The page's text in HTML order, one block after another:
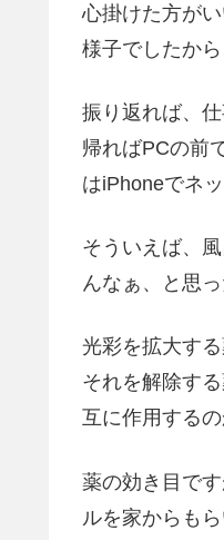
心掛けた方が
様子でしたか
振り返れば、
帰ればPCの前
はiPhoneでネ
そういえば、
んなぁ、と思っ
光彩を拡大す
それを解除す
互に作用する
薬の効き目で
ルを家からも